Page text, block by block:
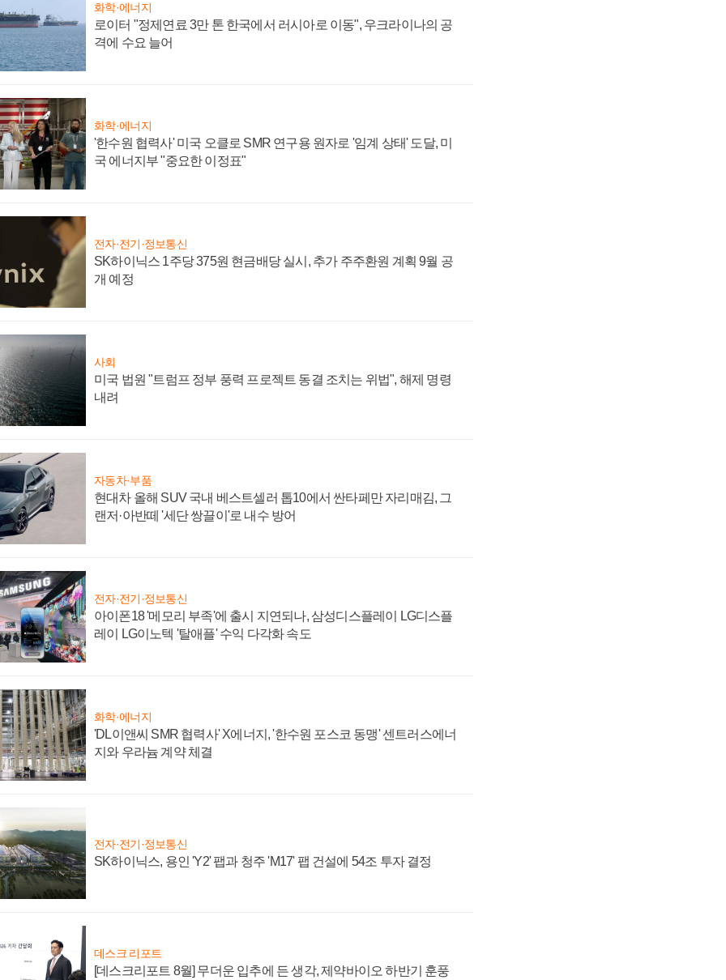
화학·에너지
로이터 "정제연료 3만 톤 한국에서 러시아로 이동", 우크라이나의 공
격에 수요 늘어
화학·에너지
'한수원 협력사' 미국 오클로 SMR 연구용 원자로 '임계 상태' 도달, 미
국 에너지부 "중요한 이정표"
전자·전기·정보통신
SK하이닉스 1주당 375원 현금배당 실시, 추가 주주환원 계획 9월 공
개 예정
사회
미국 법원 "트럼프 정부 풍력 프로젝트 동결 조치는 위법", 해제 명령
내려
자동차·부품
현대차 올해 SUV 국내 베스트셀러 톱10에서 싼타페만 자리매김, 그
랜저·아반떼 '세단 쌍끌이'로 내수 방어
전자·전기·정보통신
아이폰18 '메모리 부족'에 출시 지연되나, 삼성디스플레이 LG디스플
레이 LG이노텍 '탈애플' 수익 다각화 속도
화학·에너지
'DL이앤씨 SMR 협력사' X에너지, '한수원 포스코 동맹' 센트러스에너
지와 우라늄 계약 체결
전자·전기·정보통신
SK하이닉스, 용인 'Y2' 팹과 청주 'M17' 팹 건설에 54조 투자 결정
데스크 리포트
[데스크리포트 8월] 무더운 입추에 든 생각, 제약바이오 하반기 훈풍